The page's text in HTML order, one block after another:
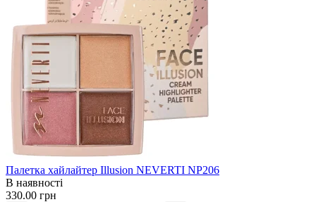
Палетка хайлайтер Illusion NEVERTI NP206
В наявності
330.00 грн